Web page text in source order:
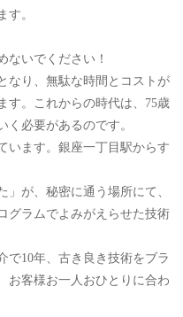
す。
ないでください！
なり、無駄な時間とコストが
す。これからの時代は、75歳
く必要があるのです。
います。銀座一丁目駅からす
が、秘密に通う場所にて、
グラムでよみがえらせた技術
で10年、古き良き技術をブラ
お客様お一人おひとりに合わ